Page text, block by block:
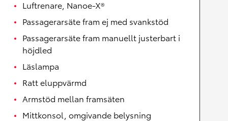
Luftrenare, Nanoe-X®
Passagerarsäte fram ej med svankstöd
Passagerarsäte fram manuellt justerbart i
höjdled
Läslampa
Ratt eluppvärmd
Armstöd mellan framsäten
Mittkonsol, omgivande belysning